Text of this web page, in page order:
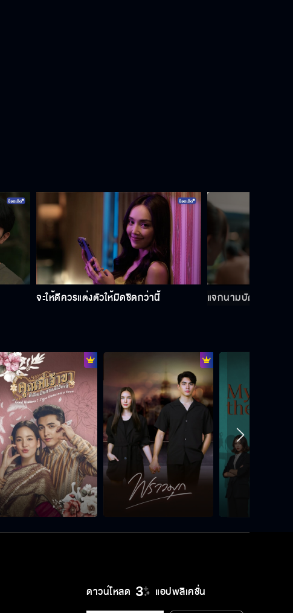
จะให้ดีควรแต่งตัวให้มิดชิดกว่านี้ แจกนามบัตรอีกแล้ว
ดาวน์โหลด แอปพลิเคชั่น